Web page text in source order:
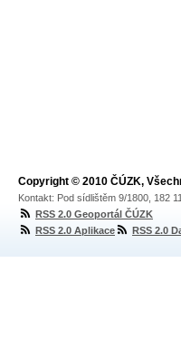
Copyright © 2010 ČÚZK,
Kontakt: Pod sídlištěm 9/1800, 182
RSS 2.0 Geoportál ČÚZK
RSS 2.0 Aplikace
RSS 2.0